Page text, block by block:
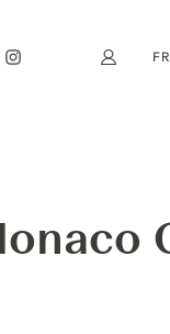
Mon FR